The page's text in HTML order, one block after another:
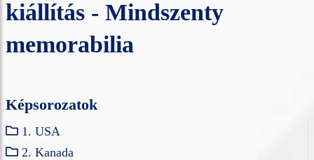
kiállítás - Mindszenty
memorabilia
Képsorozatok
1. USA
2. Kanada